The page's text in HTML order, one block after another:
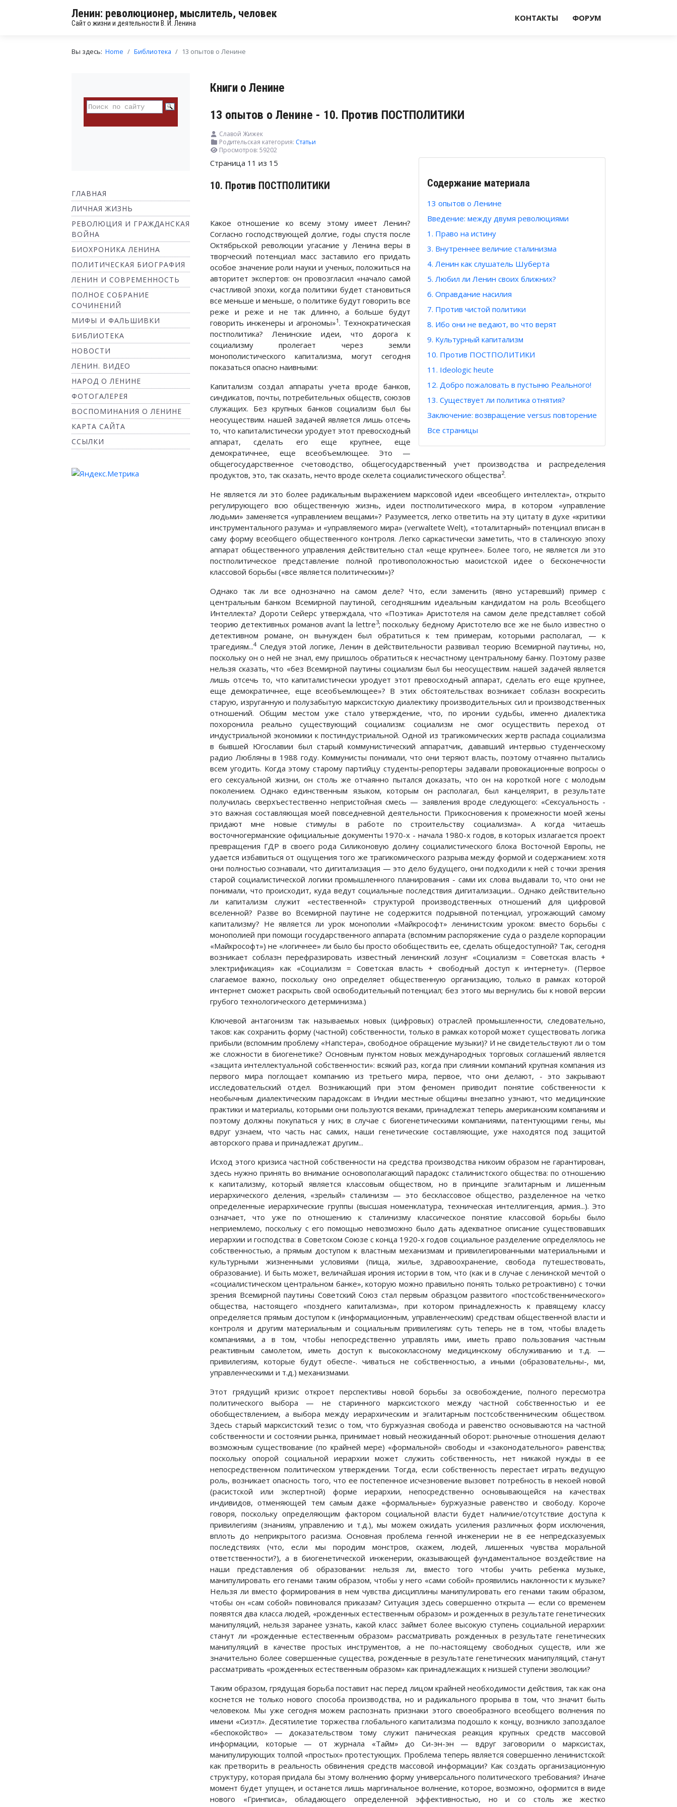
Ленин: революционер, мыслитель, человек
Сайт о жизни и деятельности В. И. Ленина
КОНТАКТЫ ФОРУМ
Вы здесь: Home Библиотека 13 опытов о Ленине
ГЛАВНАЯ
ЛИЧНАЯ ЖИЗНЬ
РЕВОЛЮЦИЯ И ГРАЖДАНСКАЯ
ВОЙНА
БИОХРОНИКА ЛЕНИНА
ПОЛИТИЧЕСКАЯ БИОГРАФИЯ
ЛЕНИН И СОВРЕМЕННОСТЬ
ПОЛНОЕ СОБРАНИЕ
СОЧИНЕНИЙ
МИФЫ И ФАЛЬШИВКИ
БИБЛИОТЕКА
НОВОСТИ
ЛЕНИН. ВИДЕО
НАРОД О ЛЕНИНЕ
ФОТОГАЛЕРЕЯ
ВОСПОМИНАНИЯ О ЛЕНИНЕ
КАРТА САЙТА
ССЫЛКИ
Книги о Ленине
13 опытов о Ленине - 10. Против ПОСТПОЛИТИКИ
Славой Жижек
Родительская категория: Статьи
Просмотров: 59202
Содержание материала
13 опытов о Ленине
Введение: между двумя революциями
1. Право на истину
3. Внутреннее величие сталинизма
4. Ленин как слушатель Шуберта
5. Любил ли Ленин своих ближних?
6. Оправдание насилия
7. Против чистой политики
8. Ибо они не ведают, во что верят
9. Культурный капитализм
10. Против ПОСТПОЛИТИКИ
11. Ideologic heute
12. Добро пожаловать в пустыню Реального!
13. Существует ли политика отнятия?
Заключение: возвращение versus повторение
Все страницы
Страница 11 из 15
10. Против ПОСТПОЛИТИКИ
Какое отношение ко всему этому имеет Ленин?
Согласно господствующей долгие, годы спустя после
Октябрьской революции угасание у Ленина веры в
творческий потенциал масс заставило его придать
особое значение роли науки и ученых, положиться на
авторитет экспертов: он провозгласил «начало самой
счастливой эпохи, когда политики будет становиться
все меньше и меньше, о политике будут говорить все
реже и реже и не так длинно, а больше будут
говорить инженеры и агрономы»1 . Технократическая
постполитика? Ленинские идеи, что дорога к
социализму пролегает через земли
монополистического капитализма, могут сегодня
показаться опасно наивными:
Капитализм создал аппараты учета вроде банков,
синдикатов, почты, потребительных обществ, союзов
служащих. Без крупных банков социализм был бы
неосуществим. нашей задачей является лишь отсечь
то, что капиталистически уродует этот превосходный
аппарат, сделать его еще крупнее, еще
демократичнее, еще всеобъемлющее. Это —
общегосударственное счетоводство, общегосударственный учет производства и распределения
продуктов, это, так сказать, нечто вроде скелета социалистического общества2.
Не является ли это более радикальным выражением марксовой идеи «всеобщего интеллекта», открыто
регулирующего всю общественную жизнь, идеи постполитического мира, в котором «управление
людьми» заменяется «управлением вещами»? Разумеется, легко ответить на эту цитату в духе «критики
инструментального разума» и «управляемого мира» (verwaltete Welt), «тоталитарный» потенциал вписан в
саму форму всеобщего общественного контроля. Легко саркастически заметить, что в сталинскую эпоху
аппарат общественного управления действительно стал «еще крупнее». Более того, не является ли это
постполитическое представление полной противоположностью маоистской идее о бесконечности
классовой борьбы («все является политическим»)?
Однако так ли все однозначно на самом деле? Что, если заменить (явно устаревший) пример с
центральным банком Всемирной паутиной, сегодняшним идеальным кандидатом на роль Всеобщего
Интеллекта? Дороти Сейерс утверждала, что «Поэтика» Аристотеля на самом деле представляет собой
теорию детективных романов avant la lettre3; поскольку бедному Аристотелю все же не было известно о
детективном романе, он вынужден был обратиться к тем примерам, которыми располагал, — к
трагедиям...4Следуя этой логике, Ленин в действительности развивал теорию Всемирной паутины, но,
поскольку он о ней не знал, ему пришлось обратиться к несчастному центральному банку. Поэтому разве
нельзя сказать, что «без Всемирной паутины социализм был бы неосуществим. нашей задачей является
лишь отсечь то, что капиталистически уродует этот превосходный аппарат, сделать его еще крупнее,
еще демократичнее, еще всеобъемлющее»? В этих обстоятельствах возникает соблазн воскресить
старую, изруганную и полузабытую марксистскую диалектику производительных сил и производственных
отношений. Общим местом уже стало утверждение, что, по иронии судьбы, именно диалектика
похоронила реально существующий социализм: социализм не смог осуществить переход от
индустриальной экономики к постиндустриальной. Одной из трагикомических жертв распада социализма
в бывшей Югославии был старый коммунистический аппаратчик, дававший интервью студенческому
радио Любляны в 1988 году. Коммунисты понимали, что они теряют власть, поэтому отчаянно пытались
всем угодить. Когда этому старому партийцу студенты-репортеры задавали провокационные вопросы о
его сексуальной жизни, он столь же отчаянно пытался доказать, что он на короткой ноге с молодым
поколением. Однако единственным языком, которым он располагал, был канцелярит, в результате
получилась сверхъестественно непристойная смесь — заявления вроде следующего: «Сексуальность -
это важная составляющая моей повседневной деятельности. Прикосновения к промежности моей жены
придают мне новые стимулы в работе по строительству социализма». А когда читаешь
восточногерманские официальные документы 1970-х - начала 1980-х годов, в которых излагается проект
превращения ГДР в своего рода Силиконовую долину социалистического блока Восточной Европы, не
удается избавиться от ощущения того же трагикомического разрыва между формой и содержанием: хотя
они полностью сознавали, что дигитализация — это дело будущего, они подходили к ней с точки зрения
старой социалистической логики промышленного планирования - сами их слова выдавали то, что они не
понимали, что происходит, куда ведут социальные последствия дигитализации... Однако действительно
ли капитализм служит «естественной» структурой производственных отношений для цифровой
вселенной? Разве во Всемирной паутине не содержится подрывной потенциал, угрожающий самому
капитализму? Не является ли урок монополии «Майкрософт» ленинистским уроком: вместо борьбы с
монополией при помощи государственного аппарата (вспомним распоряжение суда о разделе корпорации
«Майкрософт») не «логичнее» ли было бы просто обобществить ее, сделать общедоступной? Так, сегодня
возникает соблазн перефразировать известный ленинский лозунг «Социализм = Советская власть +
электрификация» как «Социализм = Советская власть + свободный доступ к интернету». (Первое
слагаемое важно, поскольку оно определяет общественную организацию, только в рамках которой
интернет сможет раскрыть свой освободительный потенциал; без этого мы вернулись бы к новой версии
грубого технологического детерминизма.)
Ключевой антагонизм так называемых новых (цифровых) отраслей промышленности, следовательно,
таков: как сохранить форму (частной) собственности, только в рамках которой может существовать логика
прибыли (вспомним проблему «Напстера», свободное обращение музыки)? И не свидетельствуют ли о том
же сложности в биогенетике? Основным пунктом новых международных торговых соглашений является
«защита интеллектуальной собственности»: всякий раз, когда при слиянии компаний крупная компания из
первого мира поглощает компанию из третьего мира, первое, что они делают, - это закрывают
исследовательский отдел. Возникающий при этом феномен приводит понятие собственности к
необычным диалектическим парадоксам: в Индии местные общины внезапно узнают, что медицинские
практики и материалы, которыми они пользуются веками, принадлежат теперь американским компаниям и
поэтому должны покупаться у них; в случае с биогенетическими компаниями, патентующими гены, мы
вдруг узнаем, что часть нас самих, наши генетические составляющие, уже находятся под защитой
авторского права и принадлежат другим...
Исход этого кризиса частной собственности на средства производства никоим образом не гарантирован,
здесь нужно принять во внимание основополагающий парадокс сталинистского общества: по отношению
к капитализму, который является классовым обществом, но в принципе эгалитарным и лишенным
иерархического деления, «зрелый» сталинизм — это бесклассовое общество, разделенное на четко
определенные иерархические группы (высшая номенклатура, техническая интеллигенция, армия...). Это
означает, что уже по отношению к сталинизму классическое понятие классовой борьбы было
неприемлемо, поскольку с его помощью невозможно было дать адекватное описание существовавших
иерархии и господства: в Советском Союзе с конца 1920-х годов социальное разделение определялось не
собственностью, а прямым доступом к властным механизмам и привилегированными материальными и
культурными жизненными условиями (пища, жилье, здравоохранение, свобода путешествовать,
образование). И быть может, величайшая ирония истории в том, что (как и в случае с ленинской мечтой о
«социалистическом центральном банке», которую можно правильно понять только ретроактивно) с точки
зрения Всемирной паутины Советский Союз стал первым образцом развитого «постсобственнического»
общества, настоящего «позднего капитализма», при котором принадлежность к правящему классу
определяется прямым доступом к (информационным, управленческим) средствам общественной власти и
контроля и другим материальным и социальным привилегиям: суть теперь не в том, чтобы владеть
компаниями, а в том, чтобы непосредственно управлять ими, иметь право пользования частным
реактивным самолетом, иметь доступ к высококлассному медицинскому обслуживанию и т.д. —
привилегиям, которые будут обеспе-. чиваться не собственностью, а иными (образовательны-, ми,
управленческими и т.д.) механизмами.
Этот грядущий кризис откроет перспективы новой борьбы за освобождение, полного пересмотра
политического выбора — не старинного марксистского между частной собственностью и ее
обобществлением, а выбора между иерархическим и эгалитарным постсобственническим обществом.
Здесь старый марксистский тезис о том, что буржуазная свобода и равенство основываются на частной
собственности и состоянии рынка, принимает новый неожиданный оборот: рыночные отношения делают
возможным существование (по крайней мере) «формальной» свободы и «законодательного» равенства;
поскольку опорой социальной иерархии может служить собственность, нет никакой нужды в ее
непосредственном политическом утверждении. Тогда, если собственность перестает играть ведущую
роль, возникает опасность того, что ее постепенное исчезновение вызовет потребность в некоей новой
(расистской или экспертной) форме иерархии, непосредственно основывающейся на качествах
индивидов, отменяющей тем самым даже «формальные» буржуазные равенство и свободу. Короче
говоря, поскольку определяющим фактором социальной власти будет наличие/отсутствие доступа к
привилегиям (знаниям, управлению и т.д.), мы можем ожидать усиления различных форм исключения,
вплоть до неприкрытого расизма. Основная проблема генной инженерии не в ее непредсказуемых
последствиях (что, если мы породим монстров, скажем, людей, лишенных чувства моральной
ответственности?), а в биогенетической инженерии, оказывающей фундаментальное воздействие на
наши представления об образовании: нельзя ли, вместо того чтобы учить ребенка музыке,
манипулировать его генами таким образом, чтобы у него «сами собой» проявились наклонности к музыке?
Нельзя ли вместо формирования в нем чувства дисциплины манипулировать его генами таким образом,
чтобы он «сам собой» повиновался приказам? Ситуация здесь совершенно открыта — если со временем
появятся два класса людей, «рожденных естественным образом» и рожденных в результате генетических
манипуляций, нельзя заранее узнать, какой класс займет более высокую ступень социальной иерархии:
станут ли «рожденные естественным образом» рассматривать рожденных в результате генетических
манипуляций в качестве простых инструментов, а не по-настоящему свободных существ, или же
значительно более совершенные существа, рожденные в результате генетических манипуляций, станут
рассматривать «рожденных естественным образом» как принадлежащих к низшей ступени эволюции?
Таким образом, грядущая борьба поставит нас перед лицом крайней необходимости действия, так как она
коснется не только нового способа производства, но и радикального прорыва в том, что значит быть
человеком. Мы уже сегодня можем распознать признаки этого своеобразного всеобщего волнения по
имени «Сиэтл». Десятилетие торжества глобального капитализма подошло к концу, возникло запоздалое
«беспокойство» — доказательством тому служит паническая реакция крупных средств массовой
информации, которые — от журнала «Тайм» до Си-эн-эн — вдруг заговорили о марксистах,
манипулирующих толпой «простых» протестующих. Проблема теперь является совершенно ленинистской:
как претворить в реальность обвинения средств массовой информации? Как создать организационную
структуру, которая придала бы этому волнению форму универсального политического требования? Иначе
момент будет упущен, и останется лишь маргинальное волнение, которое, возможно, оформится в виде
нового «Гринписа», обладающего определенной эффективностью, но и со столь же жестко